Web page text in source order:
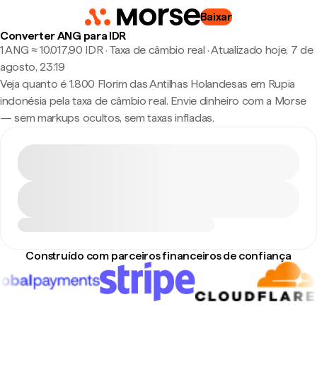
Baixar
Converter ANG para IDR
1 ANG ≈ 10.017,90 IDR · Taxa de câmbio real ·Atualizado hoje, 7 de
agosto, 23:19
Veja quanto é 1.800 Florim das Antilhas Holandesas em Rupia
indonésia pela taxa de câmbio real. Envie dinheiro com a Morse
— sem markups ocultos, sem taxas infladas.
Construído com parceiros financeiros de confiança